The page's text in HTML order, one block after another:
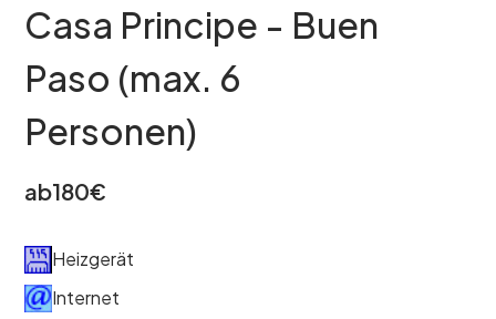
Casa Principe - Buen
Paso (max. 6
Personen)
ab180€
Heizgerät
Internet